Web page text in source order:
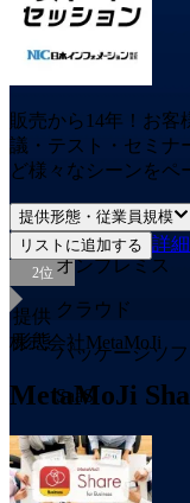
販売から14年！お
議・テスト・セミナ
ど様々なシーンをペ
提供形態・従業員規模
提供
形態
オンプレミス
クラウド
パッケージソフ
SaaS
リストに追加する 詳
2位
株式会社MetaMoJi
MetaMoJi